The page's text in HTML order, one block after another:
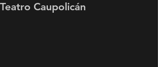
Teatro Caupolicán